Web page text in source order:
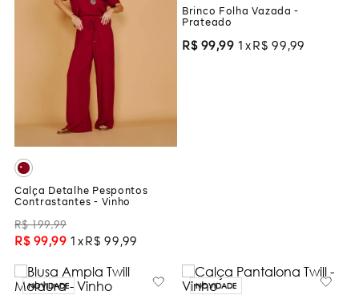
Calça Detalhe Pespontos
Contrastantes - Vinho
R$ 199,99
R$ 99,99 1 R$ 99 ,99
Brinco Folha Vazada -
Prateado
R$ 99,99 1 R$ 99 ,99
NOVIDADE NOVIDADE